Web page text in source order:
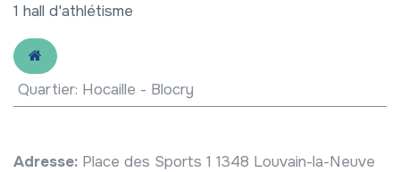
1 hall d'athlétisme
Quartier: Hocaille - Blocry
Adresse: Place des Sports 1 1348 Louvain-la-Neuve